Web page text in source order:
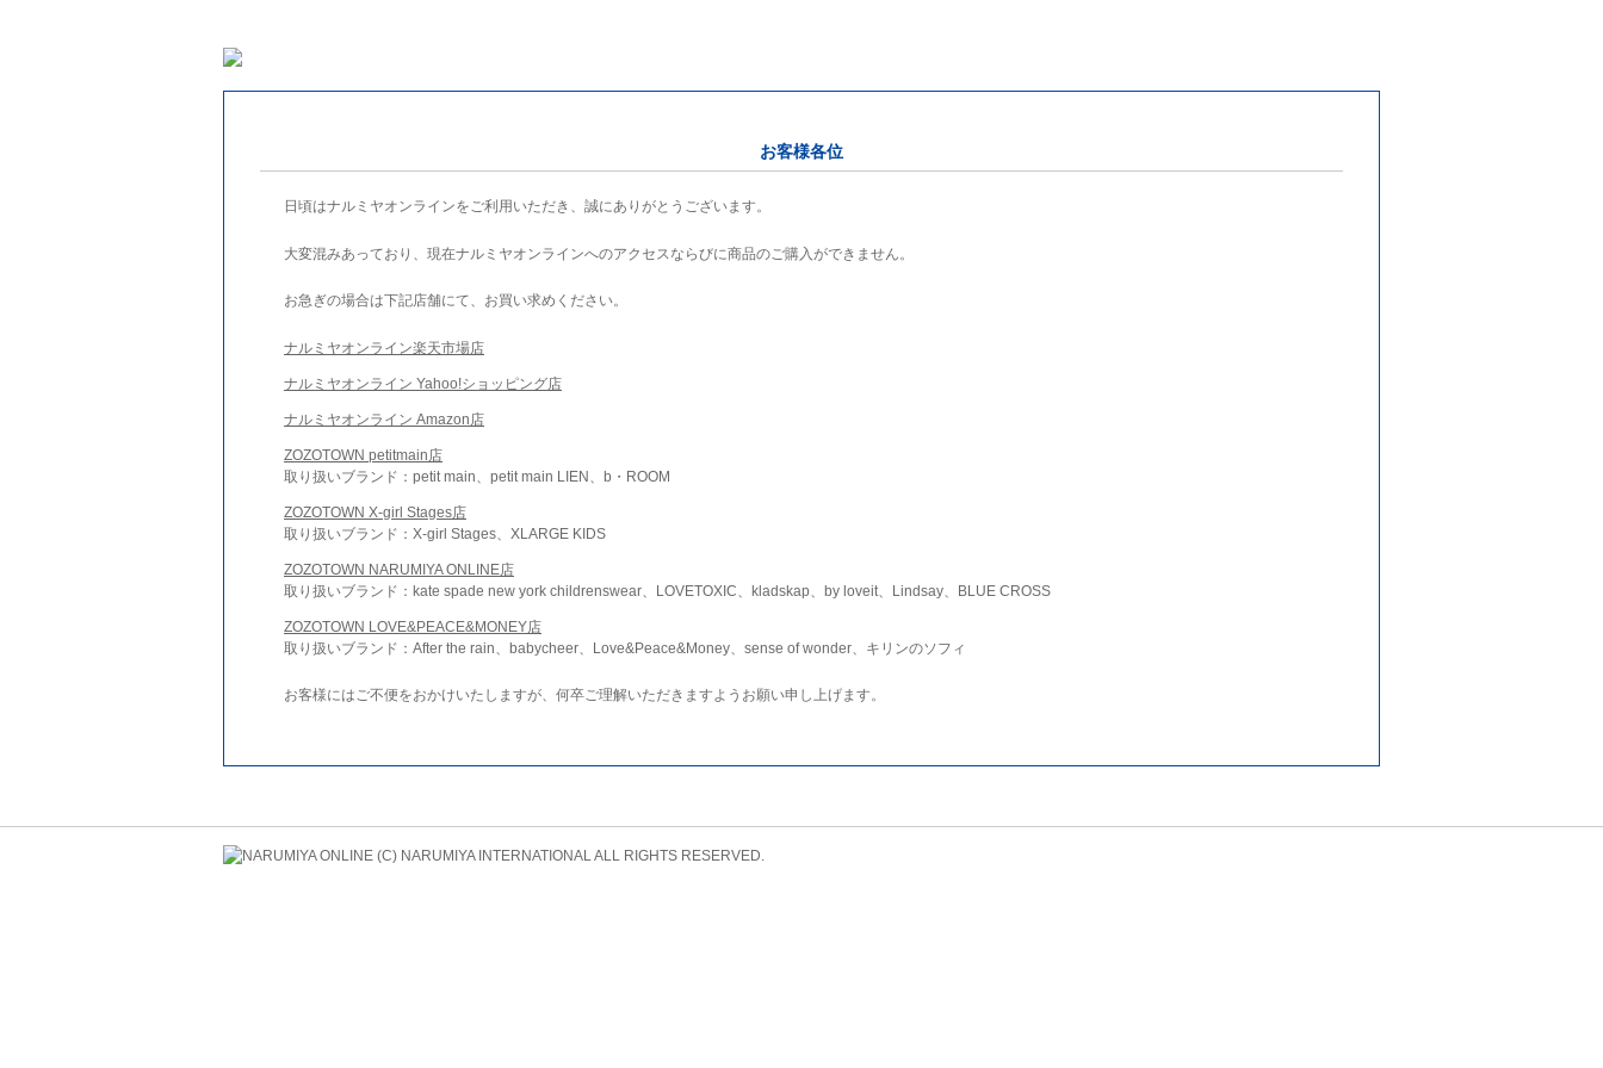
お客様各位
日頃はナルミヤオンラインをご利用いただき、誠にありがとうございます。
大変混みあっており、現在ナルミヤオンラインへのアクセスならびに商品のご購入ができません。
お急ぎの場合は下記店舗にて、お買い求めください。
ナルミヤオンライン楽天市場店
ナルミヤオンライン Yahoo!ショッピング店
ナルミヤオンライン Amazon店
ZOZOTOWN petitmain店
取り扱いブランド：petit main、petit main LIEN、b・ROOM
ZOZOTOWN X-girl Stages店
取り扱いブランド：X-girl Stages、XLARGE KIDS
ZOZOTOWN NARUMIYA ONLINE店
取り扱いブランド：kate spade new york childrenswear、LOVETOXIC、kladskap、by loveit、Lindsay、BLUE CROSS
ZOZOTOWN LOVE&PEACE&MONEY店
取り扱いブランド：After the rain、babycheer、Love&Peace&Money、sense of wonder、キリンのソフィ
お客様にはご不便をおかけいたしますが、何卒ご理解いただきますようお願い申し上げます。